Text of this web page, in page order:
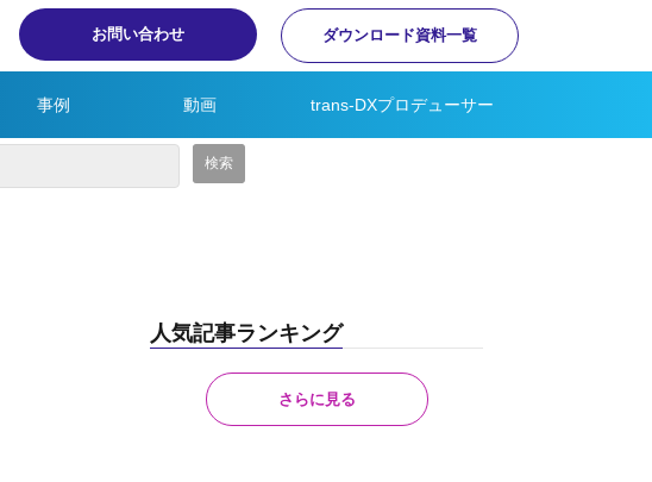
お問い合わせ ダウンロード資料一覧
事例 動画 trans-DXプロデューサー
人気記事ランキング
さらに見る